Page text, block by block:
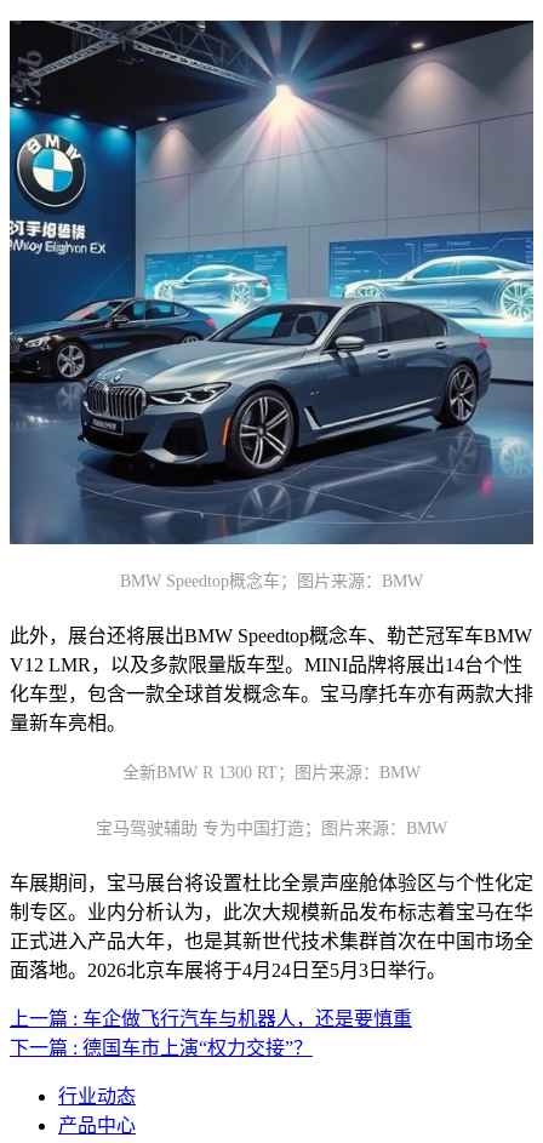
BMW Speedtop概念车；图片来源：BMW
此外，展台还将展出BMW Speedtop概念车、勒芒冠军车BMW
V12 LMR，以及多款限量版车型。MINI品牌将展出14台个性
化车型，包含一款全球首发概念车。宝马摩托车亦有两款大排
量新车亮相。
全新BMW R 1300 RT；图片来源：BMW
宝马驾驶辅助 专为中国打造；图片来源：BMW
车展期间，宝马展台将设置杜比全景声座舱体验区与个性化定
制专区。业内分析认为，此次大规模新品发布标志着宝马在华
正式进入产品大年，也是其新世代技术集群首次在中国市场全
面落地。2026北京车展将于4月24日至5月3日举行。
上一篇 : 车企做飞行汽车与机器人，还是要慎重
下一篇 : 德国车市上演“权力交接”？
行业动态
产品中心